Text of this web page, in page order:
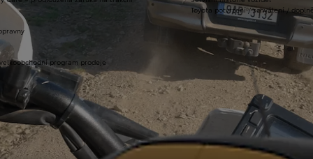
program prodeje
Toyota potvrzení / schválení /